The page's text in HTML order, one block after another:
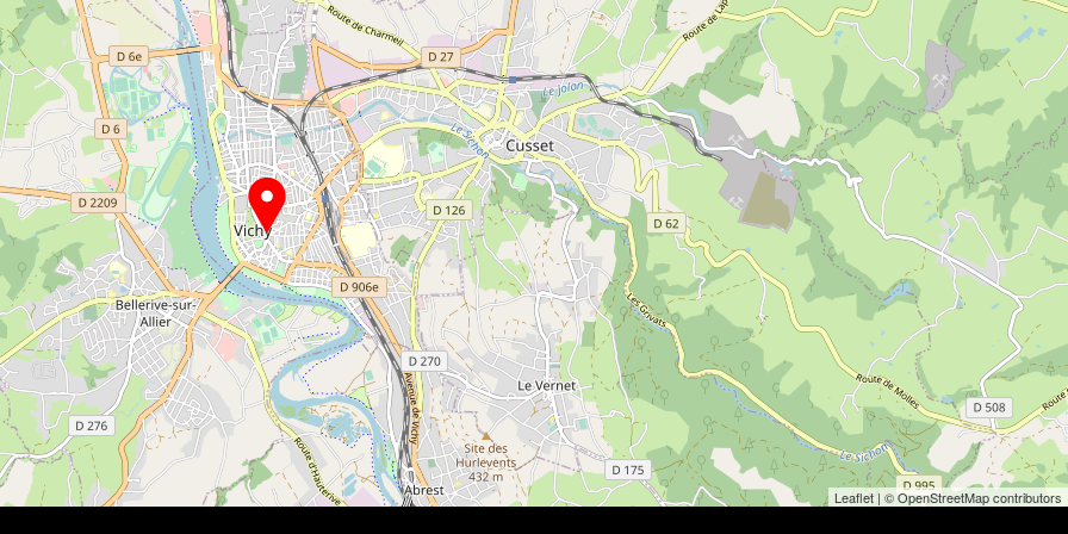
Leaflet | © OpenStreetMap contributors